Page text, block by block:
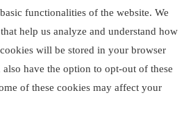
functionalities of the website. We
help us analyze and understand how
will be stored in your browser
have the option to opt-out of these
of these cookies may affect your